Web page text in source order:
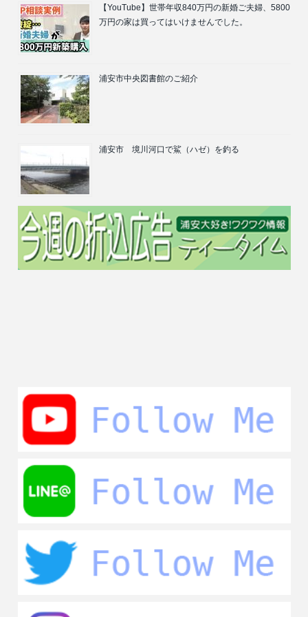
【YouTube】世帯年収840万円の新婚ご夫婦、5800
万円の家は買ってはいけませんでした。
浦安市中央図書館のご紹介
浦安市 境川河口で鯊（ハゼ）を釣る